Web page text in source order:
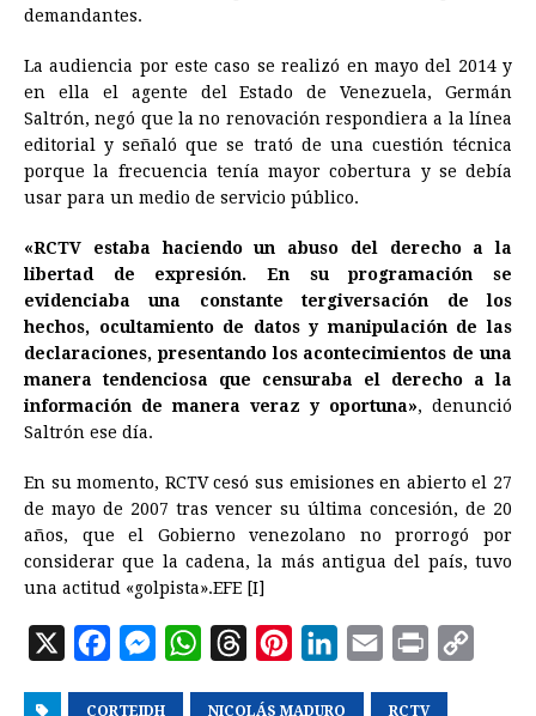
demandantes.
La audiencia por este caso se realizó en mayo del 2014 y
en ella el agente del Estado deVenezuela, Germán
Saltrón, negó que la no renovación respondiera a la línea
editorial y señaló que se trató de una cuestión técnica
porque la frecuencia tenía mayor cobertura y se debía
usar para un medio de servicio público.
«RCTV estaba haciendo un abuso del derecho a la
libertad de expresión. En su programación se
evidenciaba una constante tergiversación de los
hechos, ocultamiento de datos y manipulación de las
declaraciones, presentando los acontecimientos de una
manera tendenciosa que censuraba el derecho a la
información de manera veraz y oportuna», denunció
Saltrón ese día.
En su momento, RCTV cesó sus emisiones en abierto el 27
de mayo de 2007 tras vencer su última concesión, de 20
años, que el Gobierno venezolano no prorrogó por
considerar que la cadena, la más antigua del país, tuvo
una actitud «golpista».EFE [I]
X
M
W
CORTEIDH NICOLÁS MADURO RCTV